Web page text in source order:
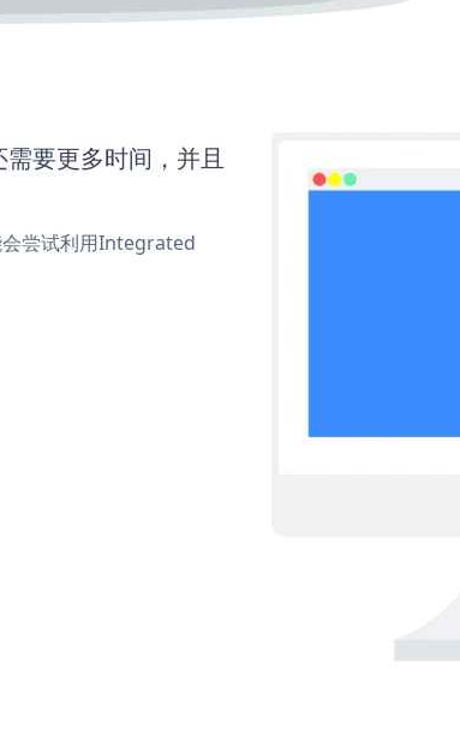
要更多时间，并且
会尝试利用Integrated